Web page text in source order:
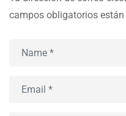
campos obligatorios